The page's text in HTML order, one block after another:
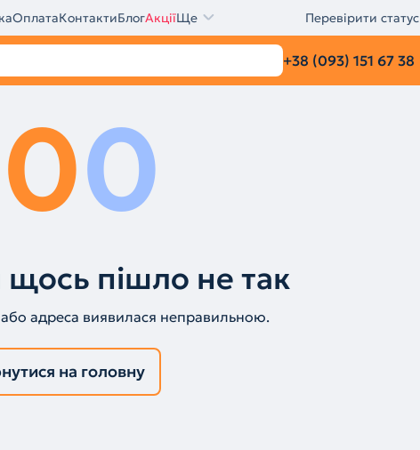
ОплатаКонтактиБлогАкціїЩе Перевірити статус
+38 (093) 151 67 38
00
щось пішло не так
адреса виявилася неправильною.
на головну